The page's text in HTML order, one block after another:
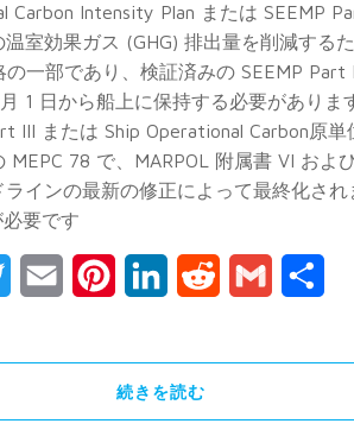
Carbon Intensity Plan または SEEMP
温室効果ガス (GHG) 排出量を削減する
の一部であり、検証済みの SEEMP Part
1 日から船上に保持する必要がありま
III または Ship Operational Carbon原単
MEPC 78 で、MARPOL 附属書 VI およ
ラインの最新の修正によって最終化され
要です
Twitter Email PinterestLinkedIn Reddit Gmail
続きを読む